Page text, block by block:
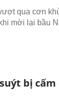
qua cơn
mời lại bầu
bị